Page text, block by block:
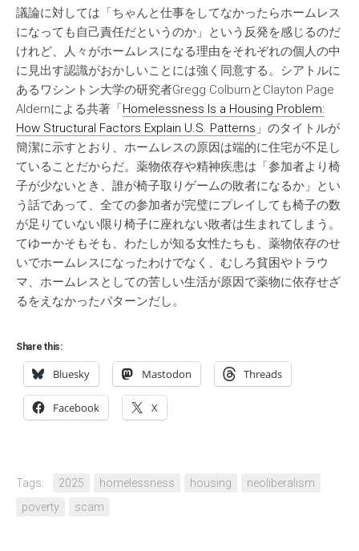
議論に対しては「ちゃんと仕事をしてなかったらホームレス
になっても自己責任だというのか」という反発を感じるのだ
けれど、人々がホームレスになる理由をそれぞれの個人の中
に見出す認識がおかしいことには強く同意する。シアトルに
あるワシントン大学の研究者Gregg ColburnとClayton Page
Aldernによる共著「Homelessness Is a Housing Problem:
How Structural Factors Explain U.S. Patterns 」のタイトルが
簡潔に示すとおり、ホームレスの原因は端的に住宅が不足し
ていることだからだ。薬物依存や精神疾患は「参加者より椅
子が少ないとき、誰が椅子取りゲームの敗者になるか」とい
う話であって、全ての参加者が完璧にプレイしても椅子の数
が足りていない限り椅子に座れない敗者は生まれてしまう。
てゆーかそもそも、わたしが知る女性たちも、薬物依存のせ
いでホームレスになったわけでなく、むしろ貧困やトラウ
マ、ホームレスとしての苦しい生活が原因で薬物に依存せざ
るをえなかったパターンだし。
Share this:
Bluesky Mastodon Threads
Facebook X
Tags: 2025 homelessness housing
neoliberalism
poverty
scam